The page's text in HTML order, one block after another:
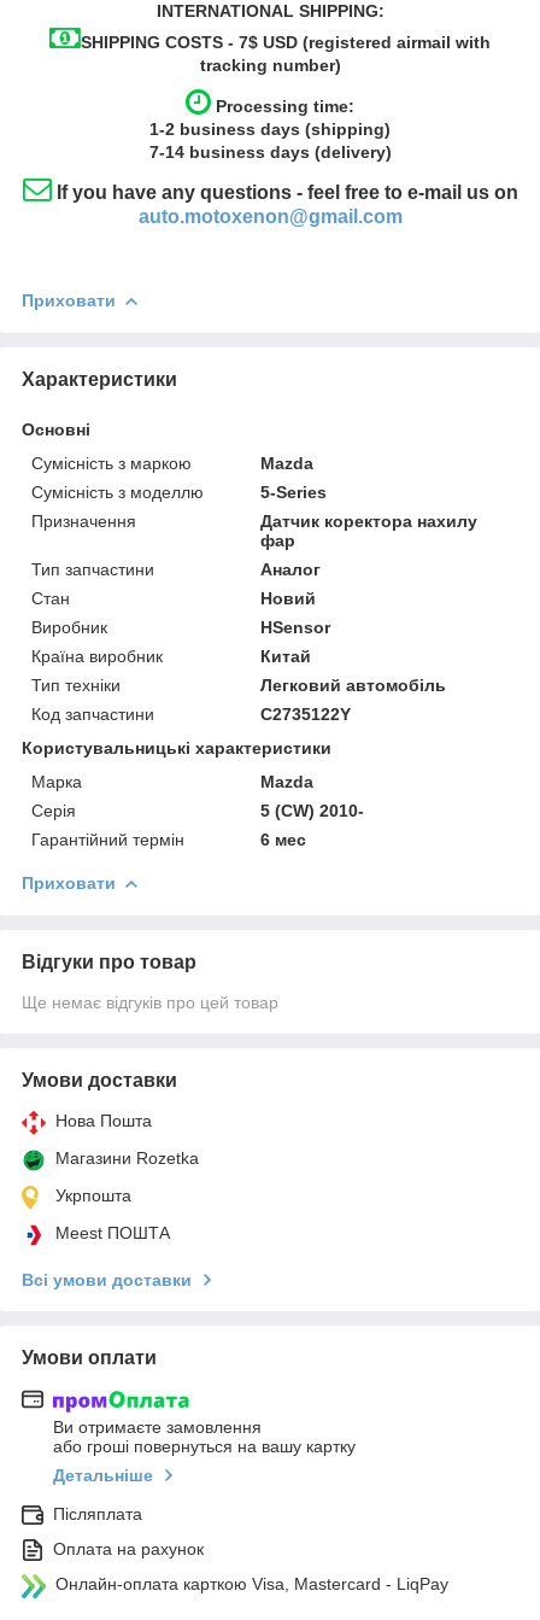
INTERNATIONAL SHIPPING:
SHIPPING COSTS - 7$ USD (registered airmail with
tracking number)
Processing time:
1-2 business days (shipping)
7-14 business days (delivery)
If you have any questions - feel free to e-mail us on
auto.motoxenon@gmail.com
Приховати
Характеристики
Основні
Сумісність з маркою
Mazda
Сумісність з моделлю
5-Series
Призначення
Датчик коректора нахилу
фар
Тип запчастини
Аналог
Стан
Новий
Виробник
HSensor
Країна виробник
Китай
Тип техніки
Легковий автомобіль
Код запчастини
C2735122Y
Користувальницькі характеристики
Марка
Mazda
Серія
5 (CW) 2010-
Гарантійний термін
6 мес
Приховати
Відгуки про товар
Ще немає відгуків про цей товар
Умови доставки
Нова Пошта
Магазини Rozetka
Укрпошта
Meest ПОШТА
Всі умови доставки
Умови оплати
Ви отримаєте замовлення
або гроші повернуться на вашу картку
Детальніше
Післяплата
Оплата на рахунок
Онлайн-оплата карткою Visa, Mastercard - LiqPay